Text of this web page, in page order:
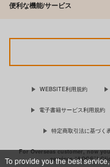
To provide you the best
便利な機能/サービス
WEBSITE利用規約
電子書籍サービス利用規約
特定商取引法に基づく
For Overseas customer, now
services “AOCS”!